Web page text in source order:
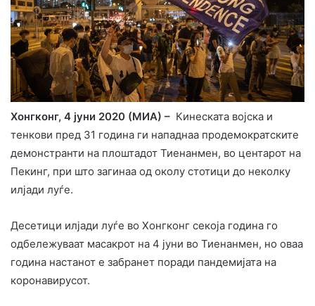
Хонгконг, 4 јуни 2020 (МИА) – Кинеската војска и
тенкови пред 31 година ги нападнаа продемократските
демонстранти на плоштадот Тиенанмен, во центарот на
Пекинг, при што загинаа од околу стотици до неколку
илјади луѓе.
Десетици илјади луѓе во Хонгконг секоја година го
одбележуваат масакрот на 4 јуни во Тиенанмен, но оваа
година настанот е забранет поради пандемијата на
коронавирусот.